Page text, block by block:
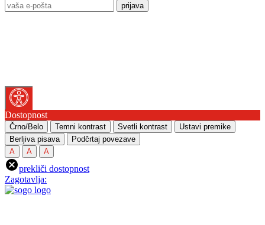
prijava
Dostopnost
Črno/Belo Temni kontrast Svetli kontrast
Ustavi premike
Berljiva pisava
Podčrtaj povezave
A
A A
prekliči dostopnost
Zagotavlja: